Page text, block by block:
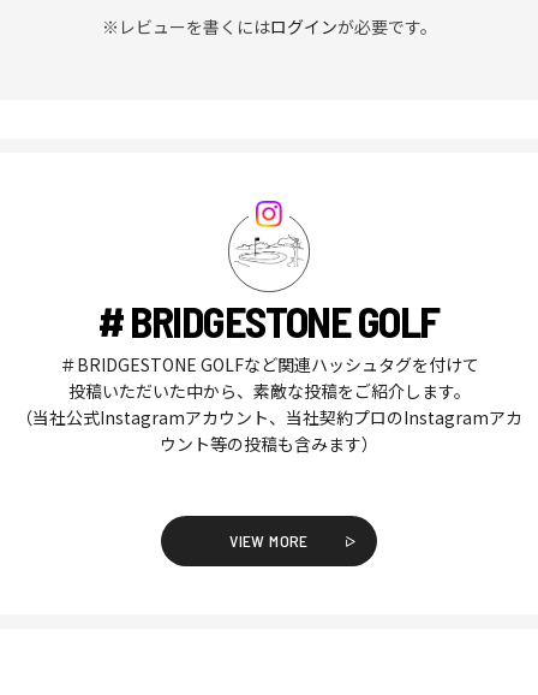
※レビューを書くにはログインが必要です。
# BRIDGESTONE GOLF
＃BRIDGESTONE GOLFなど関連ハッシュタグを付けて
投稿いただいた中から、素敵な投稿をご紹介します。
（当社公式Instagramアカウント、当社契約プロのInstagramアカ
ウント等の投稿も含みます）
VIEW MORE